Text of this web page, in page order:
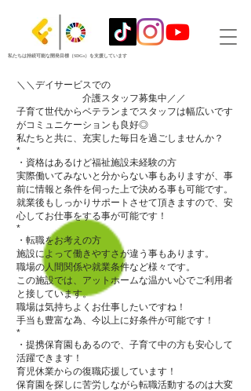
私たちは持続可能な開発目標（SDGs）を支援しています
＼＼デイサービスでの
介護スタッフ募集中／／
子育て世代からベテランまでスタッフは幅広いです
がコミュニケーションも良好◎
私たちと共に、充実した毎日を過ごしませんか？
*
・資格はあるけど福祉施設未経験の方
実際働いてみないと分からない事もありますが、事
前に情報と条件を伺った上で決める事も可能です。
就業後もしっかりサポートさせて頂きますので、安
心してお仕事をする事が可能です！
*
・転職をお考えの方
施設によって働きやすさが違う事もあります。
職場の人間関係や就業条件など様々です。
この施設では、アットホームな温かい心でご利用者
と接しています。
職場は気持ちよくお仕事したいですね！
手当も豊富な為、今以上に好条件が可能です！
*
・提携保育園もあるので、子育て中の方も安心して
活躍できます！
育児休業からの復職応援しています！
保育園を探しに苦労しながら転職活動するのは大変